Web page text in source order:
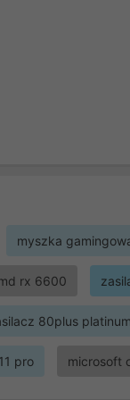
myszka
rx 6600
80plus platinum
pro microsoft